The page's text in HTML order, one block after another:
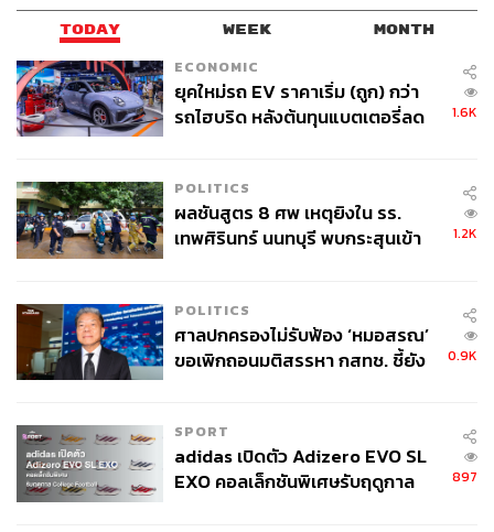
TODAY WEEK MONTH
ECONOMIC
ยุคใหม่รถ EV ราคาเริ่ม (ถูก) กว่า
รถไฮบริด หลังต้นทุนแบตเตอรี่ลด
1.6K
POLITICS
ผลชันสูตร 8 ศพ เหตุยิงใน รร.
เทพศิรินทร์ นนทบุรี พบกระสุนเข้า
1.2K
POLITICS
ศาลปกครองไม่รับฟ้อง ‘หมอสรณ’
ขอเพิกถอนมติสรรหา กสทช. ชี้ยัง
0.9K
SPORT
adidas เปิดตัว Adizero EVO SL
EXO คอลเล็กชันพิเศษรับฤดูกาล
897